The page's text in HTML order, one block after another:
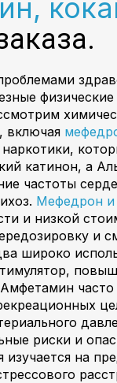
физические
включая
катинон, а
частоты
Мефедрон
и низкой
и
широко
часто
риски и
на